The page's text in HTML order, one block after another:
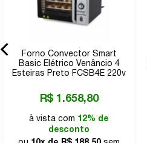
Forno Convector Smart
Basic Elétrico Venâncio 4
Esteiras Preto FCSB4E 220v
R$ 1.658,80
à vista com 12% de
desconto